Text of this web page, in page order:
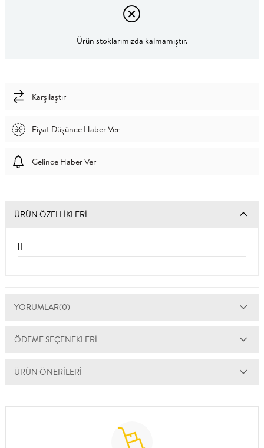
Ürün stoklarımızda kalmamıştır.
Karşılaştır
Fiyat Düşünce Haber Ver
Gelince Haber Ver
ÜRÜN ÖZELLIKLERI
[]
YORUMLAR(0)
ÖDEME SEÇENEKLERI
ÜRÜN ÖNERILERI